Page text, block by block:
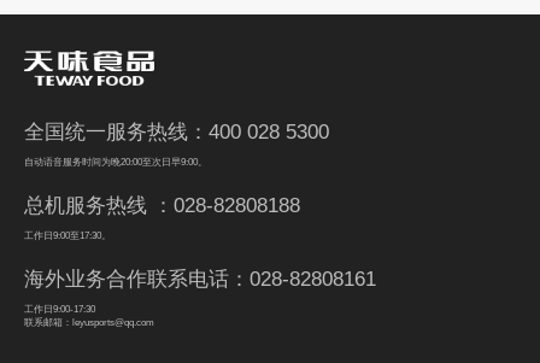
全国统一服务热线：400 028 5300
自动语音服务时间为晚20:00至次日早9:00。
总机服务热线 ：028-82808188
工作日9:00至17:30。
海外业务合作联系电话：028-82808161
工作日9:00-17:30
联系邮箱：leyusports@qq.com